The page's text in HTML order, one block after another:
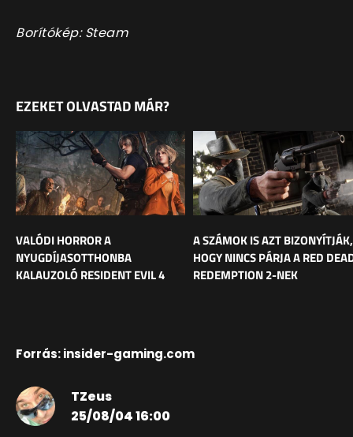
Borítókép: Steam
EZEKET OLVASTAD MÁR?
VALÓDI HORROR A
NYUGDÍJASOTTHONBA
KALAUZOLÓ RESIDENT EVIL 4
A SZÁMOK IS AZT BIZONYÍTJÁK,
HOGY NINCS PÁRJA A RED
REDEMPTION 2-NEK
Forrás: insider-gaming.com
TZeus
25/08/04 16:00